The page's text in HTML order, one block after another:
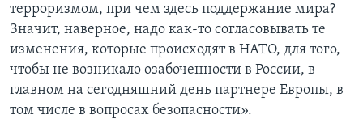
терроризмом, при чем здесь поддержание мира?
Значит, наверное, надо как-то согласовывать те
изменения, которые происходят в НАТО, для того,
чтобы не возникало озабоченности в России, в
главном на сегодняшний день партнере Европы, в
том числе в вопросах безопасности».